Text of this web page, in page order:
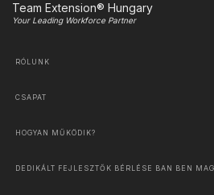
Team Extension® Hungary
Your Leading Workforce Partner
RÓLUNK
CSAPAT
HOGYAN MŰKÖDIK?
DEDIKÁLT FEJLESZTŐK BÉRLÉSE BAN BEN